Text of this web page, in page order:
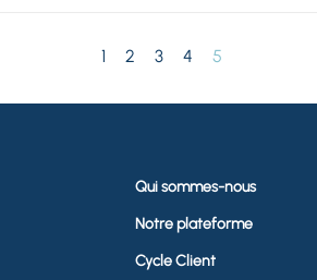
1 2 3 4 5
Qui sommes-nous
Notre plateforme
Cycle Client